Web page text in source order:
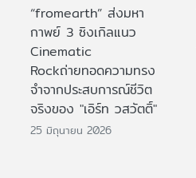
“fromearth” ส่งมหา
กาพย์ 3 ซิงเกิลแนว
Cinematic
Rockถ่ายทอดความทรง
จำจากประสบการณ์ชีวิต
จริงของ "เอิร์ท วสวัตติ์"
25 มิถุนายน 2026